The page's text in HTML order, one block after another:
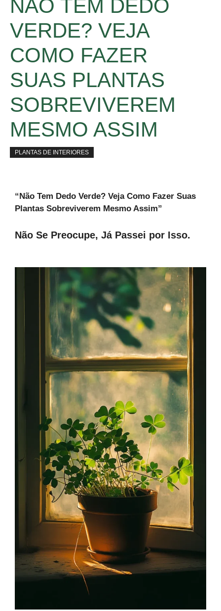
NÃO TEM DEDO
VERDE? VEJA
COMO FAZER
SUAS PLANTAS
SOBREVIVEREM
MESMO ASSIM
PLANTAS DE INTERIORES
“Não Tem Dedo Verde? Veja Como Fazer Suas
Plantas Sobreviverem Mesmo Assim”
Não Se Preocupe, Já Passei por Isso.